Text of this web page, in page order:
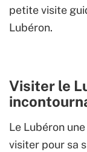
petite visite
Lubéron.
Visiter le
Le Lubéron
visiter pour sa